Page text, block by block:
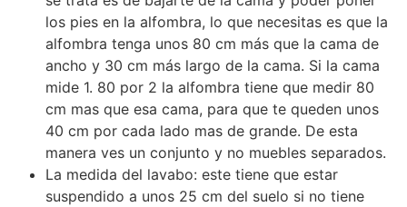
los pies en la alfombra, lo que necesitas es que la
alfombra tenga unos 80 cm más que la cama de
ancho y 30 cm más largo de la cama. Si la cama
mide 1. 80 por 2 la alfombra tiene que medir 80
cm mas que esa cama, para que te queden unos
40 cm por cada lado mas de grande. De esta
manera ves un conjunto y no muebles separados.
La medida del lavabo: este tiene que estar
suspendido a unos 25 cm del suelo si no tiene